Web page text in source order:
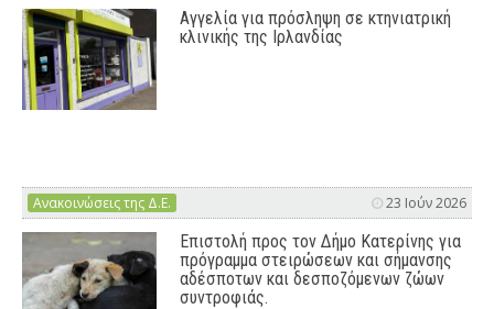
Αγγελία για πρόσληψη σε κτηνιατρική
κλινικής της Ιρλανδίας
Ανακοινώσεις της Δ.Ε. 23 Ιούν 2026
Επιστολή προς τον Δήμο Κατερίνης για
πρόγραμμα στειρώσεων και σήμανσης
αδέσποτων και δεσποζόμενων ζώων
συντροφιάς.